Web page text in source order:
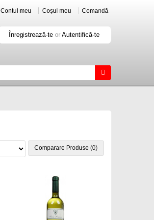
Contul meu Coşul meu Comandă
Înregistrează-te orAutentifică-te
Comparare Produse (0)